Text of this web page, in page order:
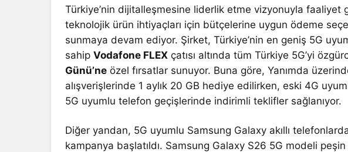
Türkiye’nin dijitalleşmesine liderlik etme vizyonuyla faaliyet
teknolojik ürün ihtiyaçları için bütçelerine uygun ödeme
sunmaya devam ediyor. Şirket, Türkiye’nin en geniş 5G
sahipVodafone FLEX çatısı altında tüm Türkiye 5G’yi
Günü’ne özel fırsatlar sunuyor. Buna göre, Yanımda
alışverişlerinde 1 aylık 20 GB hediye edilirken, eski 4G
5G uyumlu telefon geçişlerinde indirimli teklifler sağlanıyor.
Diğer yandan, 5G uyumlu Samsung Galaxy akıllı
kampanya başlatıldı. Samsung Galaxy S26 5G modeli